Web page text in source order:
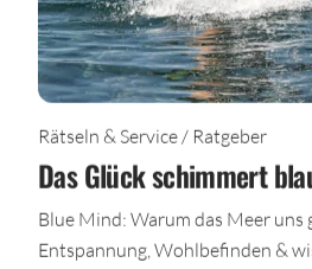
Rätseln & Service / Ratgeber
Das Glück schimmert
Blue Mind: Warum das Meer uns
Entspannung, Wohlbefinden &